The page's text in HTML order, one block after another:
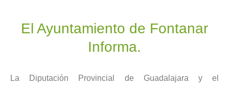
El Ayuntamiento de Fontanar
Informa.
La Diputación Provincial de Guadalajara y el